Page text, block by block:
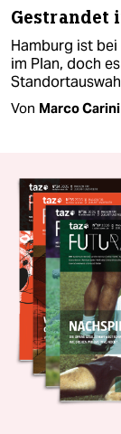
Gestrandet
Hamburg ist
im Plan, doch
Von Marco Carini